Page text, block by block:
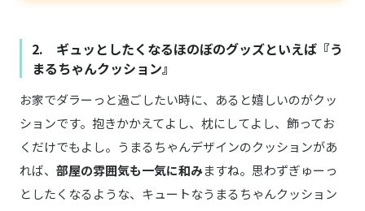
2. ギュッとしたくなるほのぼのグッズといえば『う
まるちゃんクッション』
お家でダラーっと過ごしたい時に、あると嬉しいのがクッ
ションです。抱きかかえてよし、枕にしてよし、飾ってお
くだけでもよし。うまるちゃんデザインのクッションがあ
れば、 部屋の雰囲気も一気に和みますね。思わずぎゅーっ
としたくなるような、キュートなうまるちゃんクッション